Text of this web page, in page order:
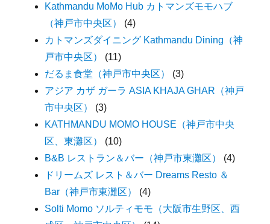
Kathmandu MoMo Hub カトマンズモモハブ
（神戸市中央区）
(4)
カトマンズダイニング Kathmandu Dining（神
戸市中央区）
(11)
だるま食堂（神戸市中央区）
(3)
アジア カザ ガーラ ASIA KHAJA GHAR（神戸
市中央区）
(3)
KATHMANDU MOMO HOUSE（神戸市中央
区、東灘区）
(10)
B&B レストラン＆バー（神戸市東灘区）
(4)
ドリームズ レスト＆バー Dreams Resto ＆
Bar（神戸市東灘区）
(4)
Solti Momo ソルティモモ（大阪市生野区、西